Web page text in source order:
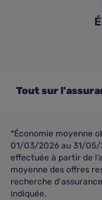
Tout sur
*Économie moyenne
01/03/2026 au 31/05/
effectuée à partir de
moyenne des offres
recherche
indiquée.